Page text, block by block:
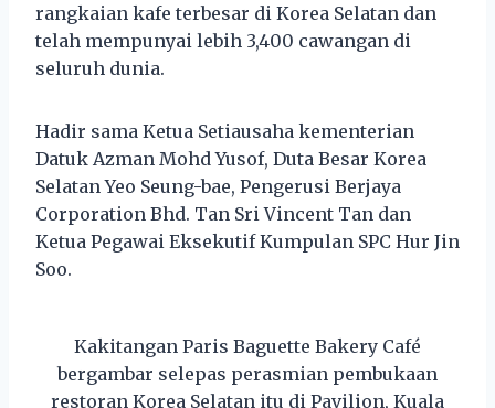
rangkaian kafe terbesar di Korea Selatan dan
telah mempunyai lebih 3,400 cawangan di
seluruh dunia.
Hadir sama Ketua Setiausaha kementerian
Datuk Azman Mohd Yusof, Duta Besar Korea
Selatan Yeo Seung-bae, Pengerusi Berjaya
Corporation Bhd. Tan Sri Vincent Tan dan
Ketua Pegawai Eksekutif Kumpulan SPC Hur Jin
Soo.
Kakitangan Paris Baguette Bakery Café
bergambar selepas perasmian pembukaan
restoran Korea Selatan itu di Pavilion, Kuala